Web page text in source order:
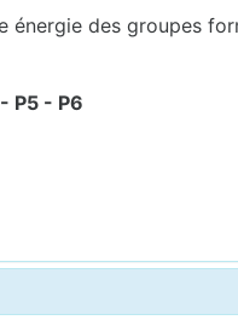
énergie des groupes
P5 - P6